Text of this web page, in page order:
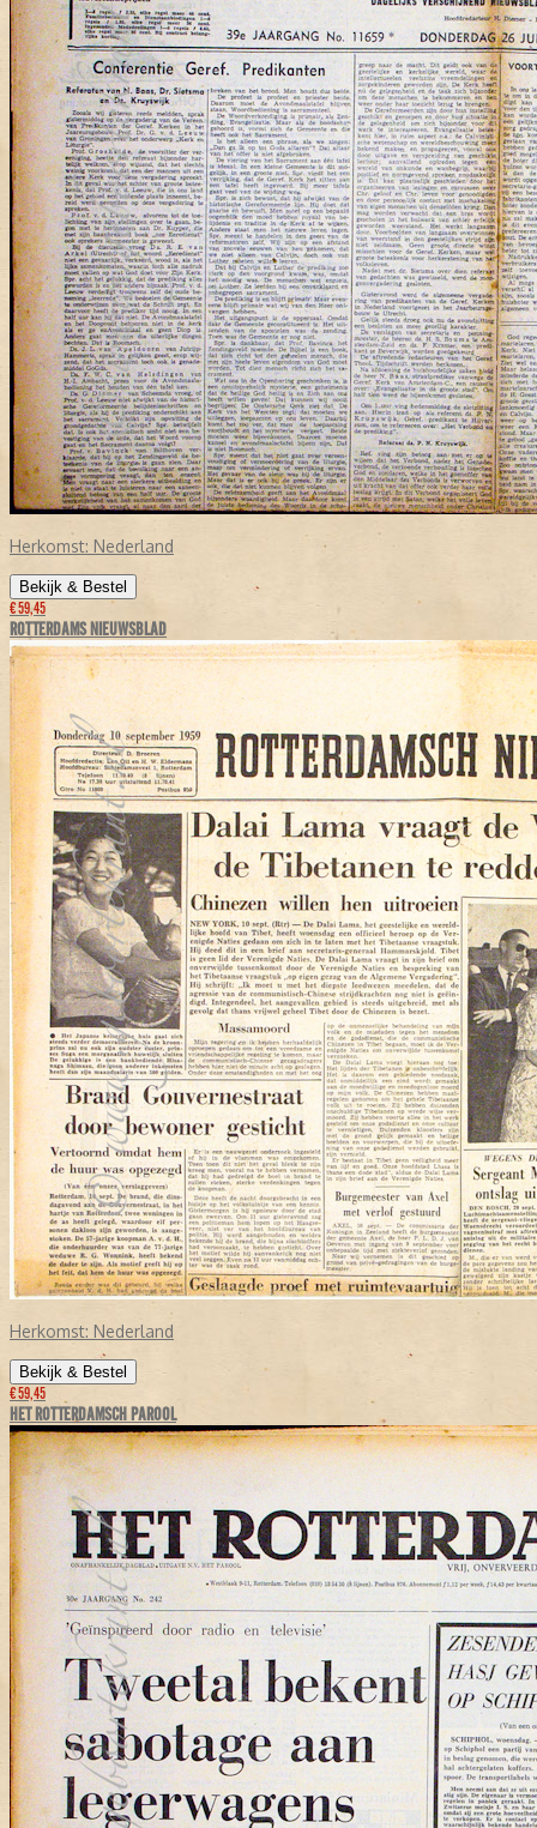
Herkomst: Nederland
Bekijk & Bestel
€ 59,45
ROTTERDAMS NIEUWSBLAD
Herkomst: Nederland
Bekijk & Bestel
€ 59,45
HET ROTTERDAMSCH PAROOL